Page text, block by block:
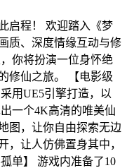
启程！ 欢迎踏入《梦
质、深度情缘互动与修
你将扮演一位身怀绝
修仙之旅。 【电影级
用UE5引擎打造，以
一个4K高清的唯美仙
图，让你自由探索无边
，让人仿佛置身其中，
单】 游戏内准备了10